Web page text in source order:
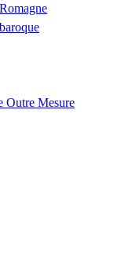
Outre Mesure